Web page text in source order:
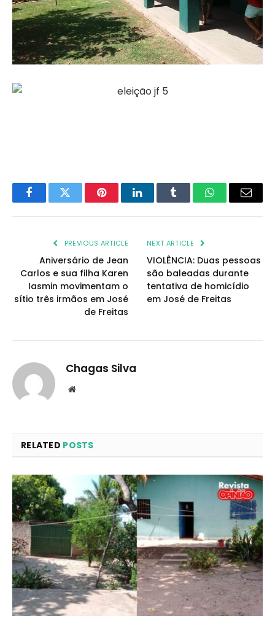
FacebookTwitter PinterestLinkedInTumblr WhatsAppEmail
PREVIOUS ARTICLE
Aniversário de Jean
Carlos e sua filha Karen
Iasmin movimentam o
sítio três irmãos em José
de Freitas
NEXT ARTICLE
VIOLÊNCIA: Duas pessoas
são baleadas durante
tentativa de homicídio
em José de Freitas
Chagas Silva
Website
RELATED POSTS